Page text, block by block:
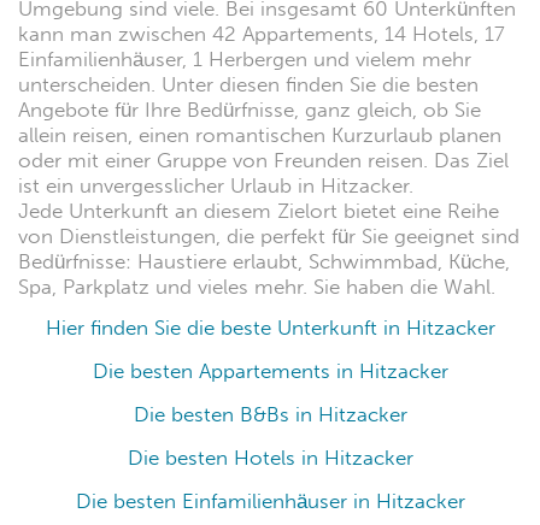
Umgebung sind viele. Bei insgesamt 60 Unterkünften
kann man zwischen 42 Appartements, 14 Hotels, 17
Einfamilienhäuser, 1 Herbergen und vielem mehr
unterscheiden. Unter diesen finden Sie die besten
Angebote für Ihre Bedürfnisse, ganz gleich, ob Sie
allein reisen, einen romantischen Kurzurlaub planen
oder mit einer Gruppe von Freunden reisen. Das Ziel
ist ein unvergesslicher Urlaub in Hitzacker.
Jede Unterkunft an diesem Zielort bietet eine Reihe
von Dienstleistungen, die perfekt für Sie geeignet sind
Bedürfnisse: Haustiere erlaubt, Schwimmbad, Küche,
Spa, Parkplatz und vieles mehr. Sie haben die Wahl.
Hier finden Sie die beste Unterkunft in Hitzacker
Die besten Appartements in Hitzacker
Die besten B&Bs in Hitzacker
Die besten Hotels in Hitzacker
Die besten Einfamilienhäuser in Hitzacker